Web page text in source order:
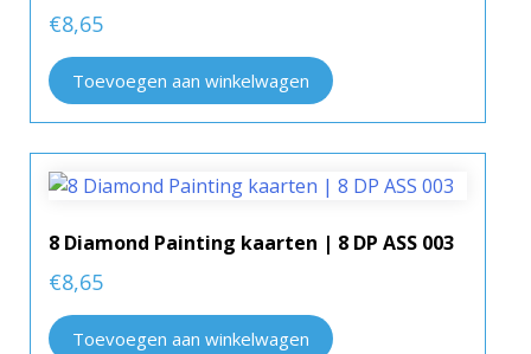
€8,65
Toevoegen aan winkelwagen
8 Diamond Painting kaarten | 8 DP ASS 003
€8,65
Toevoegen aan winkelwagen